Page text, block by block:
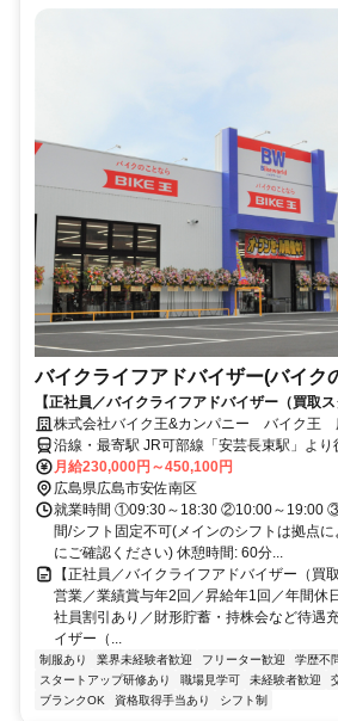
バイクライフアドバイザー(バイク
【正社員／バイクライフアドバイザー（買取
業／業績賞与年2回／昇給年1回／年間休日120
割引あり／財形貯蓄・持株会など待遇充実
株式会社バイク王&カンパニー バイク王
沿線・最寄駅 JR可部線「安芸長束駅」よ
交通「NHK放送所前」バス停より徒歩約3分
月給230,000円～450,100円
広島県広島市安佐南区
就業時間 ①09:30～18:30 ②10:00～19:00
間/シフト固定不可(メインのシフトは拠点
にご確認ください) 休憩時間: 60分...
【正社員／バイクライフアドバイザー（買
営業／業績賞与年2回／昇給年1回／年間休
社員割引あり／財形貯蓄・持株会など待遇
イザー（...
制服あり 業界未経験者歓迎 フリーター歓迎 学歴不
スタートアップ研修あり
職場見学可 未経験者歓迎
ブランクOK
資格取得手当あり シフト制